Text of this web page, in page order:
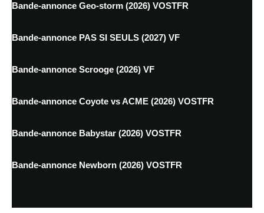
Bande-annonce Geo-storm (2026) VOSTFR
Bande-annonce PAS SI SEULS (2027) VF
Bande-annonce Scrooge (2026) VF
Bande-annonce Coyote vs ACME (2026) VOSTFR
Bande-annonce Babystar (2026) VOSTFR
Bande-annonce Newborn (2026) VOSTFR